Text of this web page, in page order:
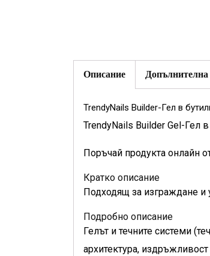
Описание
TrendyNails Builder-Гел в
TrendyNails Builder Gel-Гел
Поръчай продукта онлайн
Кратко описание
Подходящ за изграждане и
Подробно описание
Гелът и течните системи
архитектура,